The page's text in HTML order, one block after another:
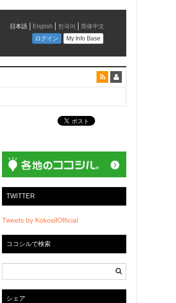
TWITTER
Tweets by KokosilOfficial
ココシルで検索
シェア